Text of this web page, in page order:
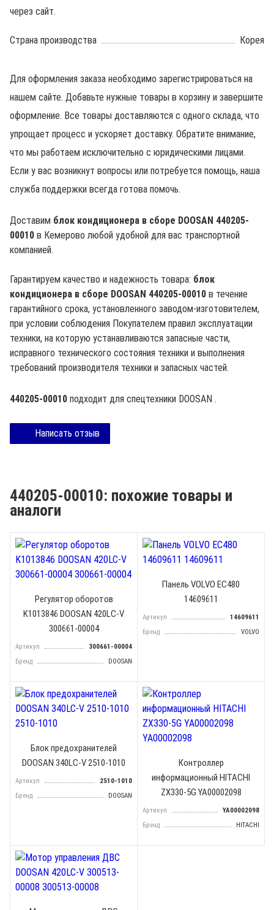
через сайт.
Страна производства Корея
Для оформления заказа необходимо зарегистрироваться на
нашем сайте. Добавьте нужные товары в корзину и завершите
оформление. Все товары доставляются с одного склада, что
упрощает процесс и ускоряет доставку. Обратите внимание,
что мы работаем исключительно с юридическими лицами.
Если у вас возникнут вопросы или потребуется помощь, наша
служба поддержки всегда готова помочь.
Доставим блок кондиционера в сборе DOOSAN 440205-
00010 в Кемерово любой удобной для вас транспортной
компанией.
Гарантируем качество и надежность товара: блок
кондиционера в сборе DOOSAN 440205-00010 в течение
гарантийного срока, установленного заводом-изготовителем,
при условии соблюдения Покупателем правил эксплуатации
техники, на которую устанавливаются запасные части,
исправного технического состояния техники и выполнения
требований производителя техники и запасных частей.
440205-00010 подходит для спецтехники DOOSAN .
Написать отзыв
440205-00010: похожие товары и
аналоги
Регулятор оборотов
K1013846 DOOSAN 420LC-V
300661-00004
Артикул
300661-00004
Бренд
DOOSAN
Панель VOLVO EC480
14609611
Артикул
14609611
Бренд
VOLVO
Блок предохранителей
DOOSAN 340LC-V 2510-1010
Артикул
2510-1010
Бренд
DOOSAN
Контроллер
информационный HITACHI
ZX330-5G YA00002098
Артикул
YA00002098
Бренд
HITACHI